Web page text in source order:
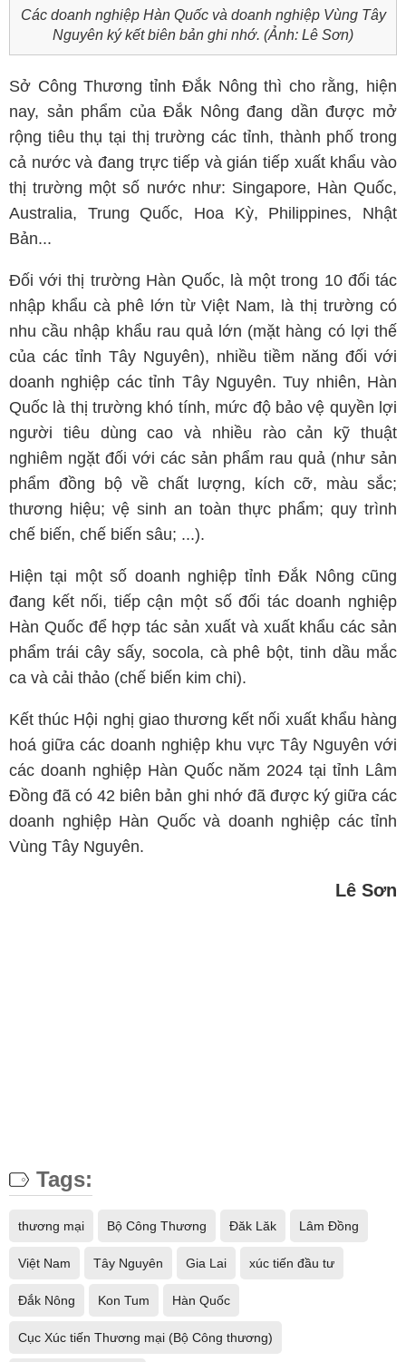
Các doanh nghiệp Hàn Quốc và doanh nghiệp Vùng Tây
Nguyên ký kết biên bản ghi nhớ. (Ảnh: Lê Sơn)
Sở Công Thương tỉnh Đắk Nông thì cho rằng, hiện
nay, sản phẩm của Đắk Nông đang dần được mở
rộng tiêu thụ tại thị trường các tỉnh, thành phố trong
cả nước và đang trực tiếp và gián tiếp xuất khẩu vào
thị trường một số nước như: Singapore, Hàn Quốc,
Australia, Trung Quốc, Hoa Kỳ, Philippines, Nhật
Bản...
Đối với thị trường Hàn Quốc, là một trong 10 đối tác
nhập khẩu cà phê lớn từ Việt Nam, là thị trường có
nhu cầu nhập khẩu rau quả lớn (mặt hàng có lợi thế
của các tỉnh Tây Nguyên), nhiều tiềm năng đối với
doanh nghiệp các tỉnh Tây Nguyên. Tuy nhiên, Hàn
Quốc là thị trường khó tính, mức độ bảo vệ quyền lợi
người tiêu dùng cao và nhiều rào cản kỹ thuật
nghiêm ngặt đối với các sản phẩm rau quả (như sản
phẩm đồng bộ về chất lượng, kích cỡ, màu sắc;
thương hiệu; vệ sinh an toàn thực phẩm; quy trình
chế biến, chế biến sâu; ...).
Hiện tại một số doanh nghiệp tỉnh Đắk Nông cũng
đang kết nối, tiếp cận một số đối tác doanh nghiệp
Hàn Quốc để hợp tác sản xuất và xuất khẩu các sản
phẩm trái cây sấy, socola, cà phê bột, tinh dầu mắc
ca và cải thảo (chế biến kim chi).
Kết thúc Hội nghị giao thương kết nối xuất khẩu hàng
hoá giữa các doanh nghiệp khu vực Tây Nguyên với
các doanh nghiệp Hàn Quốc năm 2024 tại tỉnh Lâm
Đồng đã có 42 biên bản ghi nhớ đã được ký giữa các
doanh nghiệp Hàn Quốc và doanh nghiệp các tỉnh
Vùng Tây Nguyên.
Lê Sơn
Tags:
thương mại Bộ Công Thương Đăk Lăk Lâm Đồng
Việt Nam Tây Nguyên Gia Lai xúc tiến đầu tư
Đắk Nông Kon Tum Hàn Quốc
Cục Xúc tiến Thương mại (Bộ Công thương)